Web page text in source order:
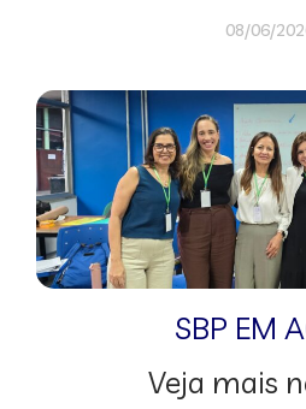
08/06/
SBP EM
Veja mais